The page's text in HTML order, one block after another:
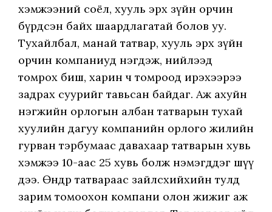
хэмжээний соёл, хууль эрх зүйн орчин
бүрдсэн байх шаардлагатай болов уу.
Тухайлбал, манай татвар, хууль эрх зүйн
орчин компаниуд нэгдэж, нийлээд
томрох биш, харин ч томроод ирэхээрээ
задрах суурийг тавьсан байдаг. Аж ахуйн
нэгжийн орлогын албан татварын тухай
хуулийн дагуу компанийн орлого жилийн
гурван тэрбумаас давахаар татварын хувь
хэмжээ 10-аас 25 хувь болж нэмэгддэг шүү
дээ. Өндөр татвараас зайлсхийхийн тулд
зарим томоохон компани олон жижиг аж